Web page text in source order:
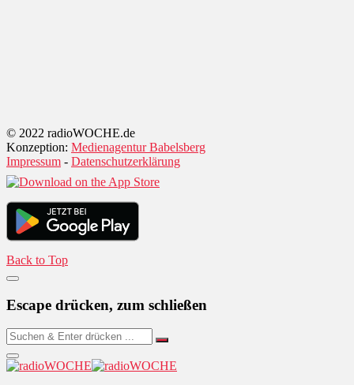
© 2022 radioWOCHE.de
Konzeption: Medienagentur Babelsberg
Impressum - Datenschutzerklärung
Back to Top
Escape drücken, zum schließen